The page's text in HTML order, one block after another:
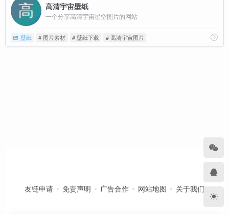
高清宇宙壁纸
一个分享高清宇宙星空图片的网站
壁纸 # 图片素材 # 壁纸下载 # 高清宇宙图片
友链申请 免责声明 广告合作 网站地图 关于我们